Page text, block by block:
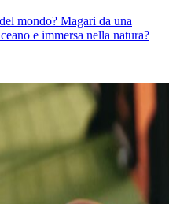
mondo? Magari da una
e immersa nella natura?